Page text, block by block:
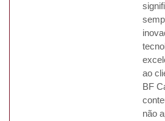
ao
BF
não